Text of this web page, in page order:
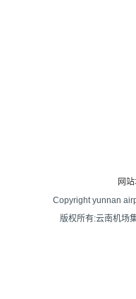
网
Copyright yunnan
版权所有:云南机场